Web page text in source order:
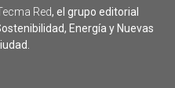
Red, el grupo editorial
Energía y Nuevas